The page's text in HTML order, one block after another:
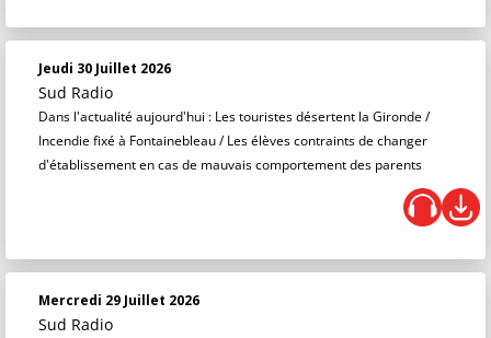
Jeudi 30 Juillet 2026
Sud Radio
Dans l'actualité aujourd'hui : Les touristes désertent la Gironde /
Incendie fixé à Fontainebleau / Les élèves contraints de changer
d'établissement en cas de mauvais comportement des parents
Mercredi 29 Juillet 2026
Sud Radio